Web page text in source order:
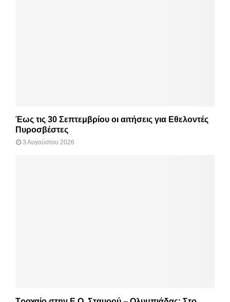
Έως τις 30 Σεπτεμβρίου οι αιτήσεις για Εθελοντές
Πυροσβέστες
3 Αυγούστου 2026